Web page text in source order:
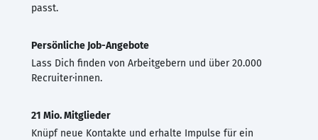
passt.
Persönliche Job-Angebote
Lass Dich finden von Arbeitgebern und über 20.000
Recruiter·innen.
21 Mio. Mitglieder
Knüpf neue Kontakte und erhalte Impulse für ein